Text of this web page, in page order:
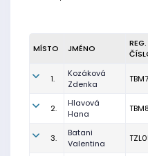
MÍSTO JMÉNO
REG.
1.
Kozáková
Zdenka
2.
Hlavová
Hana
3.
Batani
Valentina